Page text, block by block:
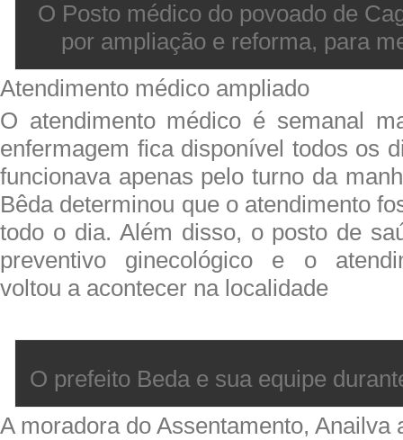
O Posto médico do povoado de
por ampliação e reforma, para
Atendimento médico ampliado
O atendimento médico é semanal
enfermagem fica disponível todos os
funcionava apenas pelo turno da
Bêda determinou que o atendimento
todo o dia. Além disso, o posto de
preventivo ginecológico e o
voltou a acontecer na localidade
O prefeito Beda e sua equipe
A moradora do Assentamento, Anailva